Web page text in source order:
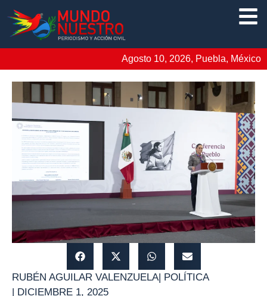
Agosto 10, 2026, Puebla, México
RUBÉN AGUILAR VALENZUELA| POLÍTICA
DICIEMBRE 1, 2025